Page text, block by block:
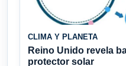
CLIMA Y PLANETA
Reino Unido revela
protector solar